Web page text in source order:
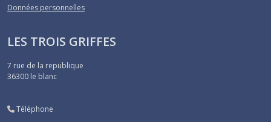
Données personnelles
LES TROIS GRIFFES
7 rue de la republique
36300 le blanc
Téléphone